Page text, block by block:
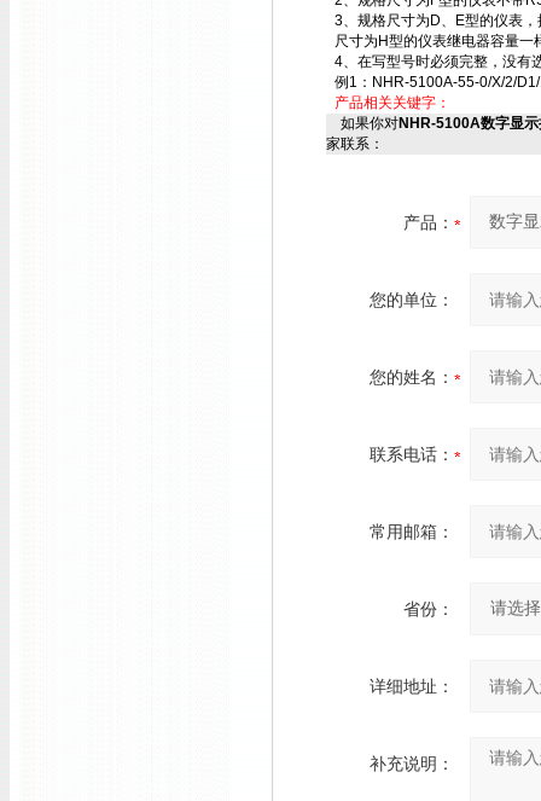
3、规格尺寸为D、E型的仪表
尺寸为H型的仪表继电器容量
4、在写型号时必须完整，没有
例1：NHR-5100A-55-0/X/2/
产品相关关键字：
如果你对NHR-5100A数字显
家联系：
产品：
您的单位：
您的姓名：
联系电话：
常用邮箱：
省份：
详细地址：
补充说明：